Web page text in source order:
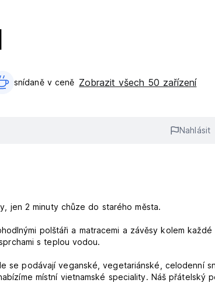
snídaně v ceně‎ Zobrazit všech 50 zařízení
Nahlásit
jen 2 minuty chůze do starého města.
polštáři a matracemi a závěsy kolem každé
s teplou vodou.
se podávají veganské, vegetariánské, celodenní
místní vietnamské speciality. Náš přátelský